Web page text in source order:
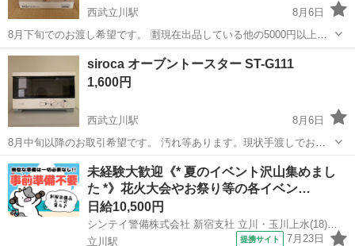
西武立川駅
8月6日
8月下旬でのお渡し希望です。 🈹現在出品している他の5000円以上の
商品と同時購入で半額お値引き致します。 受渡しに関して 📍場所：ｾ
ﾌﾞﾝｲﾚﾌﾞﾝ松中団地北店を希望 📆日時：最初にご希望日時を添えてお問
い合わせください。
東京 立川市 その他
siroca オーブントースター ST-G111
1,600円
西武立川駅
8月6日
8月中旬以降のお取引希望です。 汚れ等あります。現状手渡しでお願
い致します。 🈹現在出品している他の2000円以上の商品と同時購入で
半額お値引き致します。 受渡しに関して 📍場所：ｾﾌﾞﾝｲﾚﾌﾞﾝ松中団地
北店を希望 📆...
東京 立川市 西武立川駅 キッチン家電
未経験大歓迎《* 夏のイベント沢山集めまし
た *》花火大会やお祭り等の各イベン…
日給10,500円
シンテイ警備株式会社 新宿支社 立川・玉川上水(18)エリア/A3203200140
立川駅
提携サイト 7月23日